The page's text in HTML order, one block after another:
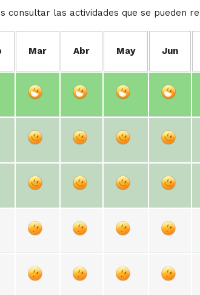
consultar las actividades que se pueden
Mar Abr May Jun